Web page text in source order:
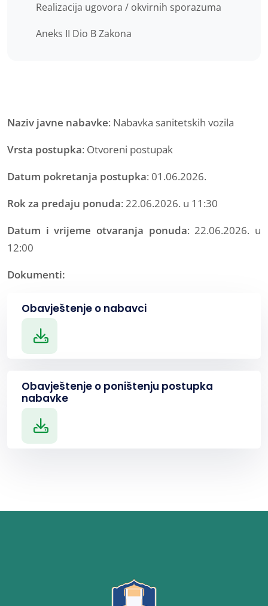
Realizacija ugovora / okvirnih sporazuma
Aneks II Dio B Zakona
Naziv javne nabavke: Nabavka sanitetskih vozila
Vrsta postupka: Otvoreni postupak
Datum pokretanja postupka: 01.06.2026.
Rok za predaju ponuda: 22.06.2026. u 11:30
Datum i vrijeme otvaranja ponuda: 22.06.2026. u
12:00
Dokumenti:
Obavještenje o nabavci
Obavještenje o poništenju postupka
nabavke